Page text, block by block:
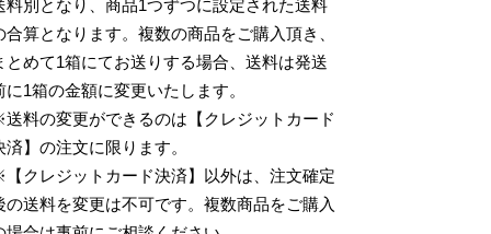
料別となり、商品1つずつに設定された送料
合算となります。複数の商品をご購入頂き、
とめて1箱にてお送りする場合、送料は発送
に1箱の金額に変更いたします。
料の変更ができるのは【クレジットカード
済】の注文に限ります。
クレジットカード決済】以外は、注文確定
の送料を変更は不可です。複数商品をご購入